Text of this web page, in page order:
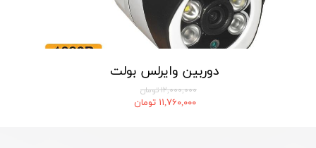
دوربین وایرلس بولت
۱۲,۰۰۰,۰۰۰ تومان
۱۱,۷۶۰,۰۰۰ تومان